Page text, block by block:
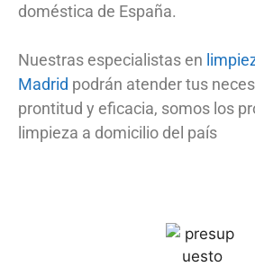
doméstica de España.
Nuestras especialistas en
Madrid podrán atender tus
prontitud y eficacia, somos los
limpieza a domicilio del país